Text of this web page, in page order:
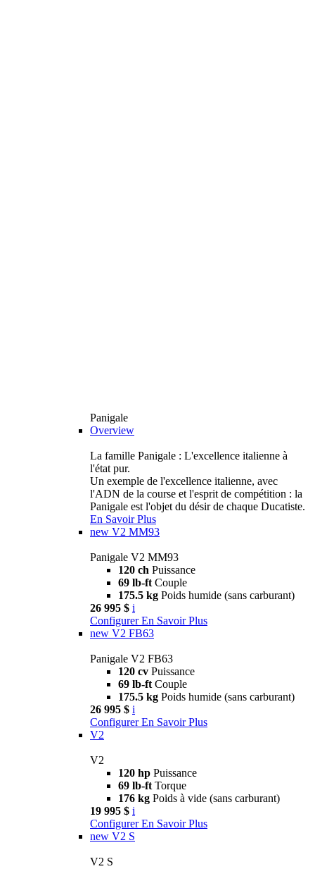
Panigale
Overview
La famille Panigale : L'excellence italienne à
l'état pur.
Un exemple de l'excellence italienne, avec
l'ADN de la course et l'esprit de compétition : la
Panigale est l'objet du désir de chaque Ducatiste.
En Savoir Plus
new V2 MM93
Panigale V2 MM93
120 ch Puissance
69 lb-ft Couple
175.5 kg Poids humide (sans carburant)
26 995 $ i
Configurer En Savoir Plus
new V2 FB63
Panigale V2 FB63
120 cv Puissance
69 lb-ft Couple
175.5 kg Poids humide (sans carburant)
26 995 $ i
Configurer En Savoir Plus
V2
V2
120 hp Puissance
69 lb-ft Torque
176 kg Poids à vide (sans carburant)
19 995 $ i
Configurer En Savoir Plus
new V2 S
V2 S